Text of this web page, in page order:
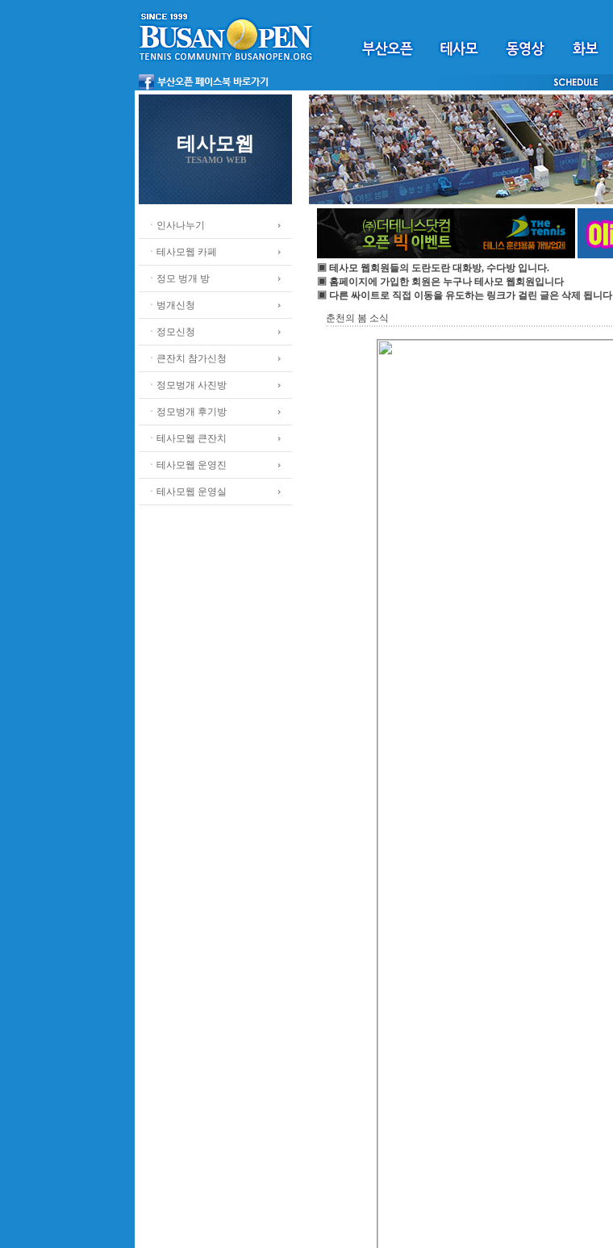
테사모웹
TESAMO WEB
ㆍ인사나누기
ㆍ테사모웹 카페
ㆍ정모 벙개 방
ㆍ벙개신청
ㆍ정모신청
ㆍ큰잔치 참가신청
ㆍ정모벙개 사진방
ㆍ정모벙개 후기방
ㆍ테사모웹 큰잔치
ㆍ테사모웹 운영진
ㆍ테사모웹 운영실
▣ 테사모 웹회원들의 도란도란 대화방, 수다방 입니다.
▣ 홈페이지에 가입한 회원은 누구나 테사모 웹회원입니다
▣ 다른 싸이트로 직접 이동을 유도하는 링크가 걸린 글은 삭제 됩니다
춘천의 봄 소식